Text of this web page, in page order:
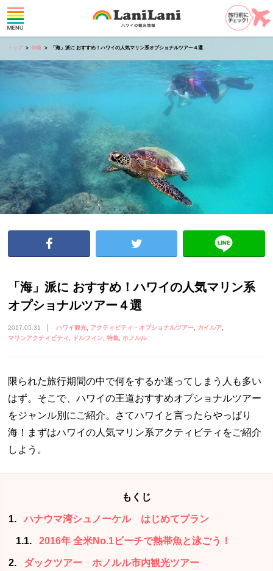
トップ 特集 「海」派に おすすめ！ハワイの人気マリン系オプショナルツアー４選
「海」派に おすすめ！ハワイの人気マリン系
オプショナルツアー４選
2017.05.31 ハワイ観光 アクティビティ・オプショナルツアー
カイルア
マリンアクティビティ
ドルフィン 特集 ホノルル
限られた旅行期間の中で何をするか迷ってしまう人も多い
はず。そこで、ハワイの王道おすすめオプショナルツアー
をジャンル別にご紹介。さてハワイと言ったらやっぱり
海！まずはハワイの人気マリン系アクティビティをご紹介
しよう。
もくじ
1 ハナウマ湾シュノーケル はじめてプラン
1.1 2016年 全米No.1ビーチで熱帯魚と泳ごう！
2 ダックツアー ホノルル市内観光ツアー